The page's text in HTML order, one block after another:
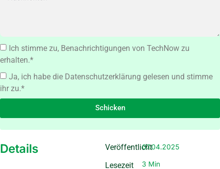
Ich stimme zu, Benachrichtigungen von TechNow zu
erhalten.*
Ja, ich habe die Datenschutzerklärung gelesen und stimme
ihr zu.*
Schicken
Details
Veröffentlicht
Lesezeit
07.04.2025
3 Min